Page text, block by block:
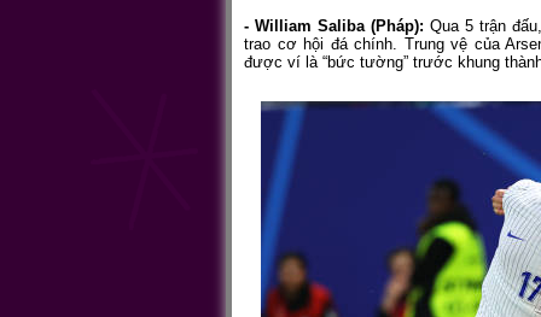
- William Saliba (Pháp): Qua 5 trận
trao cơ hội đá chính. Trung vệ của
được ví là “bức tường” trước khung